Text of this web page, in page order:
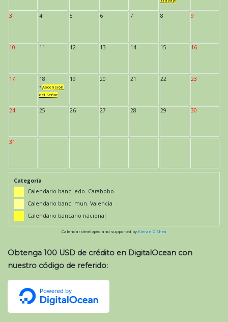
3 4 5 6 7 8 9
10 11 12 13 14 15 16
17 18
* Ascensión
del Señor
19 20 21 22 23
24 25 26 27 28 29 30
31
Categoría
Calendario banc. edo. Carabobo
Calendario banc. mun. Valencia
Calendario bancario nacional
Calendar developed and supported by Kieran O'Shea
Obtenga 100 USD de crédito en DigitalOcean con
nuestro código de referido: